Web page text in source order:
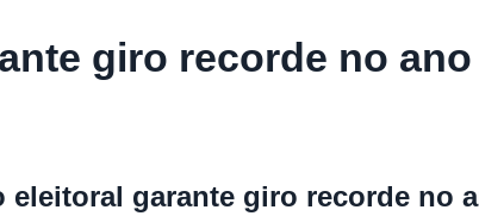
giro recorde no
eleitoral garante giro recorde no